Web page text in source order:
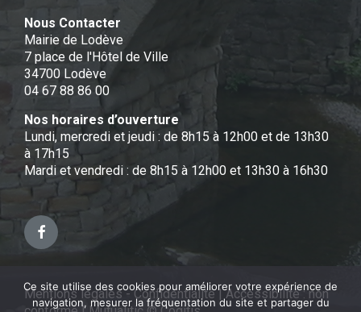
Nous Contacter
Mairie de Lodève
7 place de l'Hôtel de Ville
34700 Lodève
04 67 88 86 00
Nos horaires d’ouverture
Lundi, mercredi et jeudi : de 8h15 à 12h00 et de 13h30
à 17h15
Mardi et vendredi : de 8h15 à 12h00 et 13h30 à 16h30
Facebook
Mentions légales - Confidentialité|Accessibilité : non
Ce site utilise des cookies pour améliorer votre expérience de
navigation, mesurer la fréquentation du site et partager du